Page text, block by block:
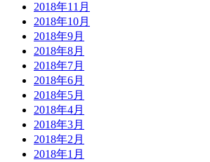
2018年11月
2018年10月
2018年9月
2018年8月
2018年7月
2018年6月
2018年5月
2018年4月
2018年3月
2018年2月
2018年1月